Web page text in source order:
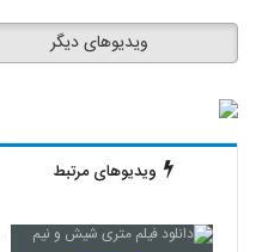
ویدیوهای دیگر
ویدیوهای مرتبط